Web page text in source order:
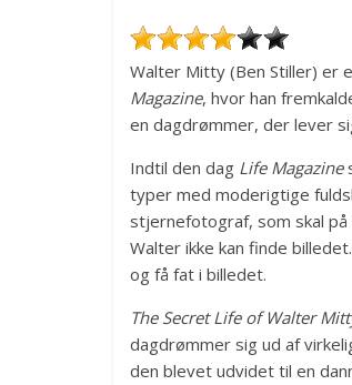
Walter Mitty (Ben Stiller) er
Magazine, hvor han
en dagdrømmer, der lever
Indtil den dag Life Magazine
typer med moderigtige
stjernefotograf, som skal
Walter ikke kan finde
og få fat i billedet.
The Secret Life of Walter
dagdrømmer sig ud af
den blevet udvidet til en